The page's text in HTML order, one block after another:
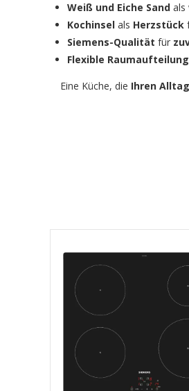
Weiß und Eiche Sand als
Kochinsel als Herzstück
Siemens-Qualität für
Flexible Raumaufteilung
Eine Küche, die Ihren